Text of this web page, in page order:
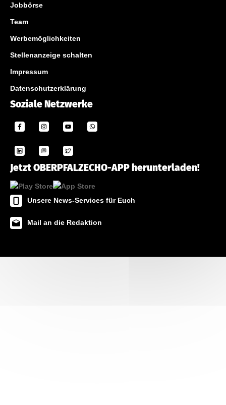
Jobbörse
Team
Werbemöglichkeiten
Stellenanzeige schalten
Impressum
Datenschutzerklärung
Soziale Netzwerke
Jetzt OBERPFALZECHO-APP herunterladen!
Unsere News-Services für Euch
Mail an die Redaktion